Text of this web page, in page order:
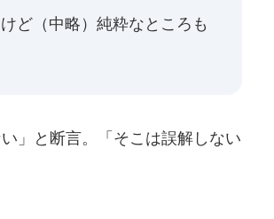
ど（中略）純粋なところも
」と断言。「そこは誤解しない